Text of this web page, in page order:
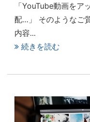
「YouTube動画をア
配…」 そのようなご
内容...
続きを読む